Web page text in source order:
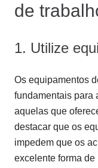
de
1. Utilize
Os equipamentos
fundamentais para
aquelas que
destacar que os
impedem que os
excelente forma